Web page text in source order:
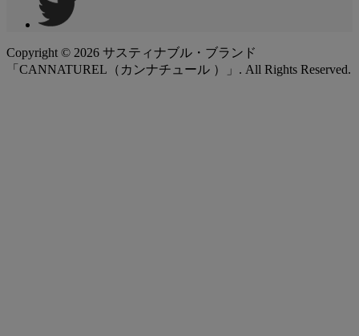
Copyright © 2026 サスティナブル・ブランド
「CANNATUREL（カンナチュール ）」. All Rights Reserved.